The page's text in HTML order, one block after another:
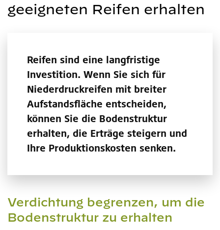
geeigneten Reifen erhalten
Reifen sind eine langfristige
Investition. Wenn Sie sich für
Niederdruckreifen mit breiter
Aufstandsfläche entscheiden,
können Sie die Bodenstruktur
erhalten, die Erträge steigern und
Ihre Produktionskosten senken.
Verdichtung begrenzen, um die
Bodenstruktur zu erhalten